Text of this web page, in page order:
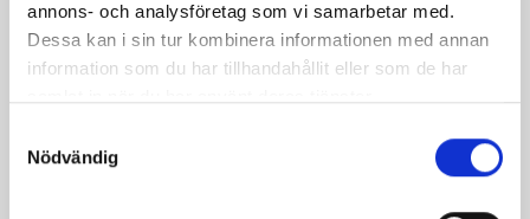
annons- och analysföretag som vi samarbetar med.
Dessa kan i sin tur kombinera informationen med annan
information som du har tillhandahållit eller som de har
Nödvändig